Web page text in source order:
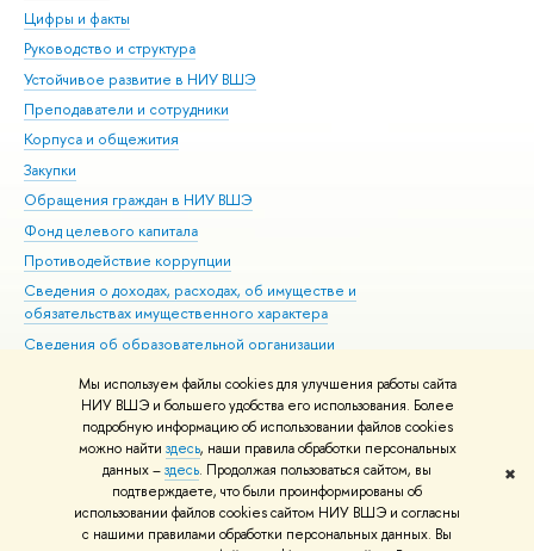
Мы используем файлы cookies для улучшения работы сайта
НИУ ВШЭ и большего удобства его использования. Более
подробную информацию об использовании файлов cookies
можно найти здесь, наши правила обработки персональных
данных –здесь. Продолжая пользоваться сайтом, вы
подтверждаете, что были проинформированы об
использовании файлов cookies сайтом НИУ ВШЭ и согласны
с нашими правилами обработки персональных данных. Вы
✖
Цифры и факты
Руководство и структура
Устойчивое развитие в НИУ ВШЭ
Преподаватели и сотрудники
Корпуса и общежития
Закупки
Обращения граждан в НИУ ВШЭ
Фонд целевого капитала
Противодействие коррупции
Сведения о доходах, расходах, об имуществе и
обязательствах имущественного характера
Сведения об образовательной организации
Людям с ограниченными возможностями здоровья
Единая платежная страница
Работа в Вышке
© НИУ ВШЭ 1993–2026 Адреса и контакты Условия использования
материалов Политика конфиденциальности Карта сайта